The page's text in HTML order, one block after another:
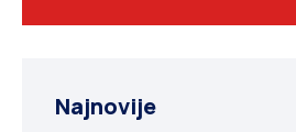
Najnovije